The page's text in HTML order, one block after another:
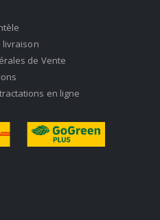
livraison
de Vente
en ligne